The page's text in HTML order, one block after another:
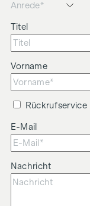
Titel
Vorname
Rückrufservice
E-Mail
Nachricht